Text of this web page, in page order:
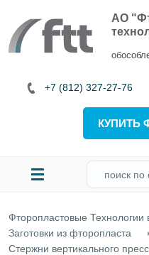
АО
+7 (812) 327-27-76
КУПИТЬ
Фторопластовые Технологии
Заготовки из фторопласта
Cтержни вертикального